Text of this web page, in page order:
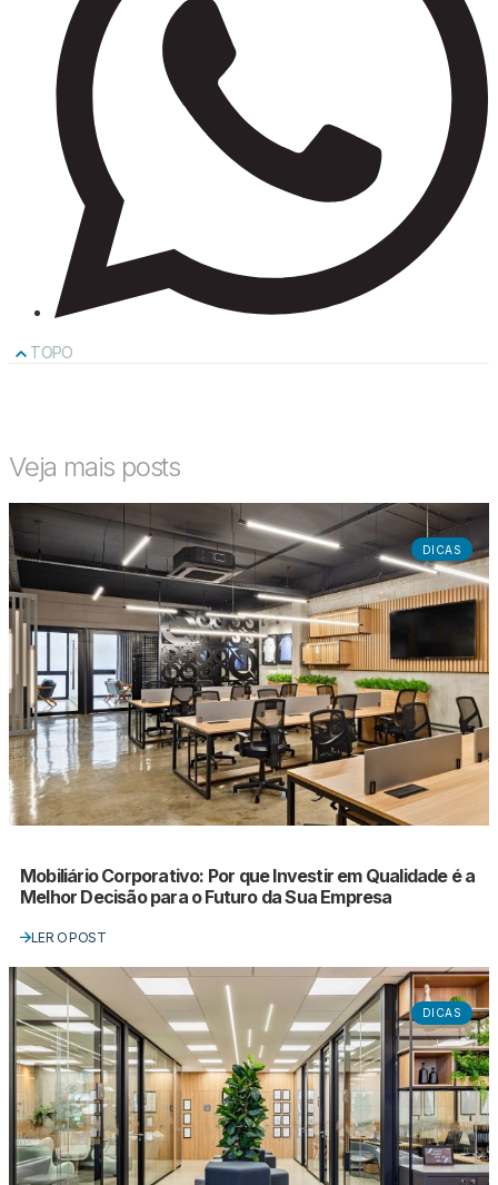
TOPO
Veja mais posts
DICAS
Mobiliário Corporativo: Por que Investir em Qualidade é a
Melhor Decisão para o Futuro da Sua Empresa
LER O POST
DICAS